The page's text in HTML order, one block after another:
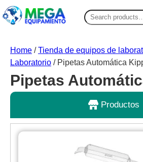
Search
for:
Home /Tienda de equipos de
Laboratorio / Pipetas Automática
Pipetas
Productos